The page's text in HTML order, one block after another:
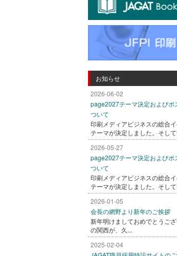
お知らせ
2026-06-02
page2027テーマ決定およびポ
ついて
印刷メディアビジネスの総合
テーマが決定しました。そし
2026-05-27
page2027テーマ決定およびポ
ついて
印刷メディアビジネスの総合
テーマが決定しました。そし
2026-01-05
会長の網野より新年のご挨拶
新年明けましておめでとうご
の関西が、久...
2025-02-04